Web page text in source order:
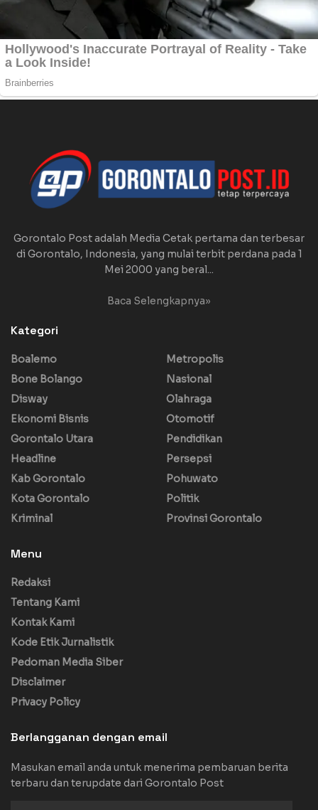
Gorontalo Post adalah Media Cetak pertama dan terbesar
di Gorontalo, Indonesia, yang mulai terbit perdana pada 1
Mei 2000 yang beral...
Baca Selengkapnya»
Kategori
Boalemo
Bone Bolango
Disway
Ekonomi Bisnis
Gorontalo Utara
Headline
Kab Gorontalo
Kota Gorontalo
Kriminal
Metropolis
Nasional
Olahraga
Otomotif
Pendidikan
Persepsi
Pohuwato
Politik
Provinsi Gorontalo
Menu
Redaksi
Tentang Kami
Kontak Kami
Kode Etik Jurnalistik
Pedoman Media Siber
Disclaimer
Privacy Policy
Berlangganan dengan email
Masukan email anda untuk menerima pembaruan berita
terbaru dan terupdate dari Gorontalo Post